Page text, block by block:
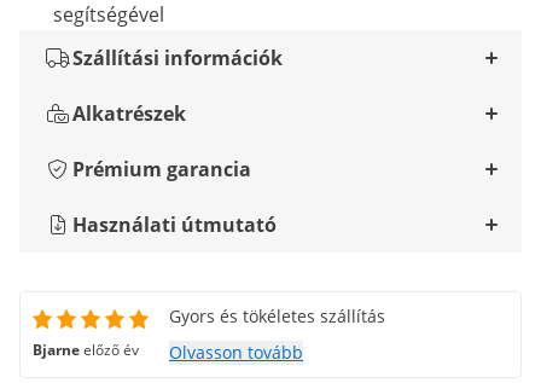
segítségével
Szállítási információk
Alkatrészek
Prémium garancia
Használati útmutató
Bjarneelőző év
Gyors és tökéletes szállítás
Olvasson tovább